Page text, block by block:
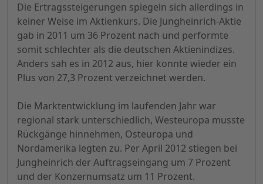
Die Ertragssteigerungen spiegeln sich allerdings in
keiner Weise im Aktienkurs. Die Jungheinrich-Aktie
gab in 2011 um 36 Prozent nach und performte
somit schlechter als die deutschen Aktienindizes.
Anders sah es in 2012 aus, hier konnte wieder ein
Plus von 27,3 Prozent verzeichnet werden.
Die Marktentwicklung im laufenden Jahr war
regional stark unterschiedlich, Westeuropa musste
Rückgänge hinnehmen, Osteuropa und
Nordamerika legten zu. Per April 2012 stiegen bei
Jungheinrich der Auftragseingang um 7 Prozent
und der Konzernumsatz um 11 Prozent.